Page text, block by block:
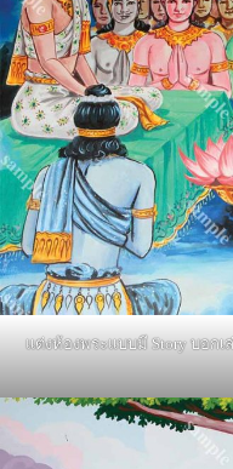
แต่งห้องพระแบบมี Story บอกเ